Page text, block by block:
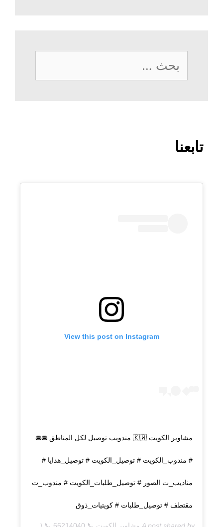
عن:
تابعنا
View this post on Instagram
مشاوير الكويت 🇰🇼 مندويب توصيل لكل المناطق 🚘🚘
# مندوب_الكويت # توصيل_الكويت # توصيل_هدايا #
مناديب_ت الصور # توصيل_طلبات_الكويت # مندوب_ت
مقتطف # توصيل_طلبات # كويتيات_ذوق